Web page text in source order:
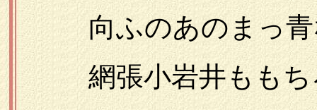
向ふのあのまっ青
網張小岩井ももち